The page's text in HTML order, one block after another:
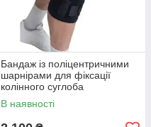
Бандаж із поліцентричними
шарнірами для фіксації
колінного суглоба
Реабілітімед К-1ПШ
COMFORT графітовий
В наявності